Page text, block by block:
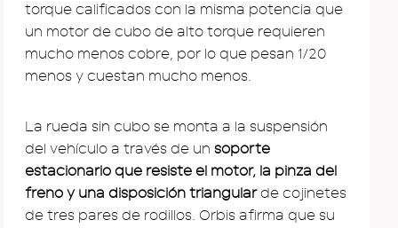
torque calificados con la misma potencia que
un motor de cubo de alto torque requieren
mucho menos cobre, por lo que pesan 1/20
menos y cuestan mucho menos.
La rueda sin cubo se monta a la suspensión
del vehículo a través de un soporte
estacionario que resiste el motor, la pinza del
freno y una disposición triangularde cojinetes
de tres pares de rodillos. Orbis afirma que su